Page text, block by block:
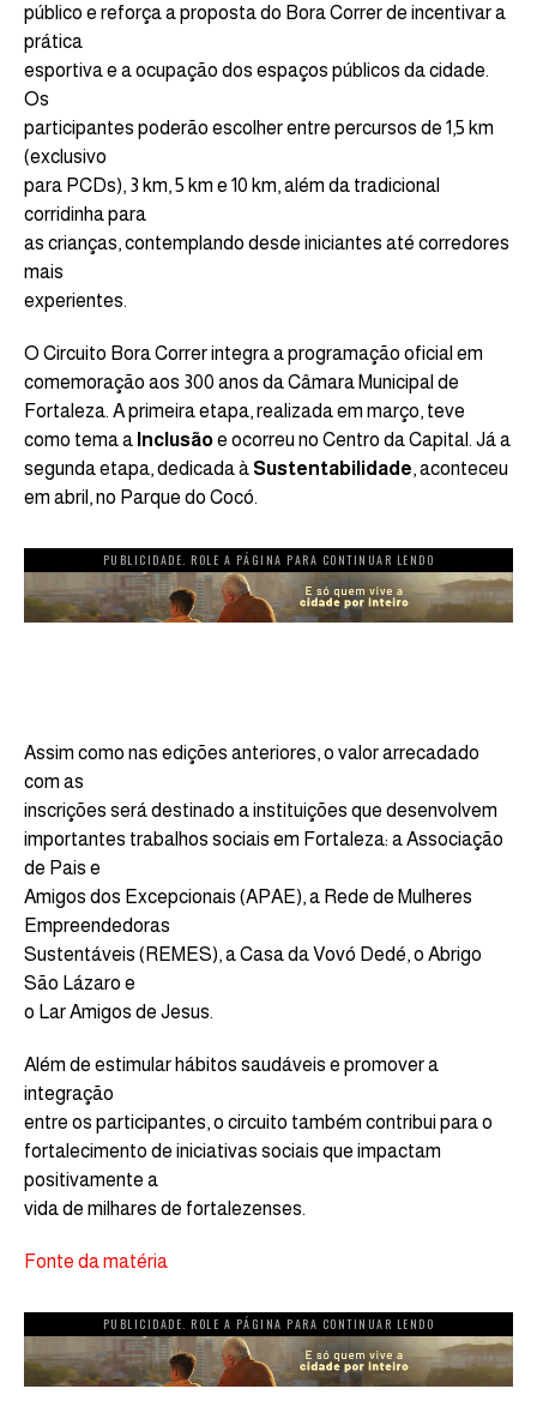
público e reforça a proposta do Bora Correr de incentivar a
prática
esportiva e a ocupação dos espaços públicos da cidade.
Os
participantes poderão escolher entre percursos de 1,5 km
(exclusivo
para PCDs), 3 km, 5 km e 10 km, além da tradicional
corridinha para
as crianças, contemplando desde iniciantes até corredores
mais
experientes.
O Circuito Bora Correr integra a programação oficial em
comemoração aos 300 anos da Câmara Municipal de
Fortaleza. A primeira etapa, realizada em março, teve
como tema a Inclusãoe ocorreu no Centro da Capital. Já a
segunda etapa, dedicada à Sustentabilidade, aconteceu
em abril, no Parque do Cocó.
PUBLICIDADE. ROLE A PÁGINA PARA CONTINUAR LENDO
Assim como nas edições anteriores, o valor arrecadado
com as
inscrições será destinado a instituições que desenvolvem
importantes trabalhos sociais em Fortaleza: a Associação
de Pais e
Amigos dos Excepcionais (APAE), a Rede de Mulheres
Empreendedoras
Sustentáveis (REMES), a Casa da Vovó Dedé, o Abrigo
São Lázaro e
o Lar Amigos de Jesus.
Além de estimular hábitos saudáveis e promover a
integração
entre os participantes, o circuito também contribui para o
fortalecimento de iniciativas sociais que impactam
positivamente a
vida de milhares de fortalezenses.
Fonte da matéria
PUBLICIDADE. ROLE A PÁGINA PARA CONTINUAR LENDO